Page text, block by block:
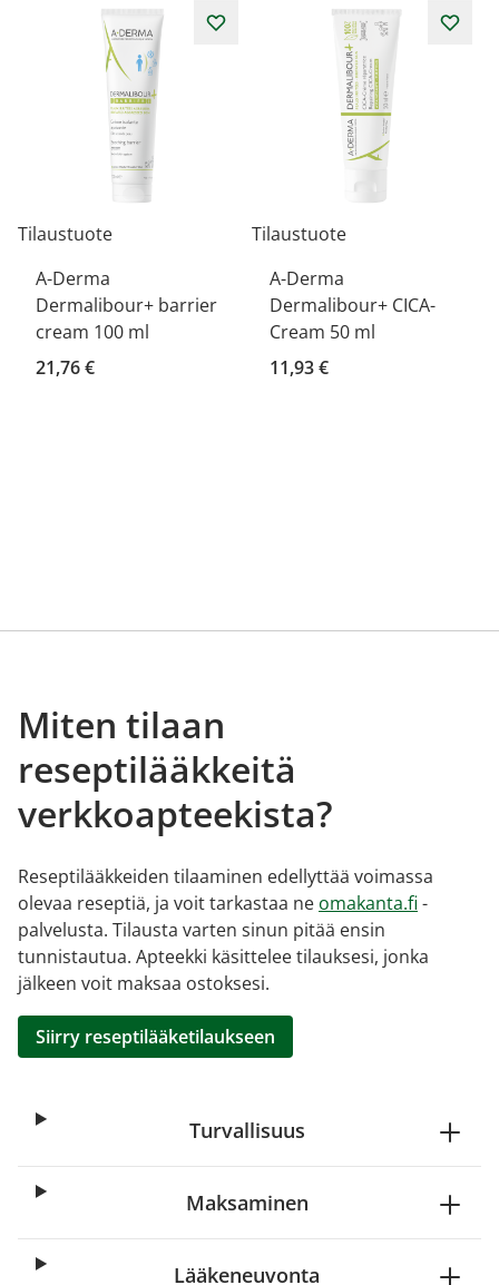
Tilaustuote
A-Derma
Dermalibour+ barrier
cream 100 ml
21,76 €
Tilaustuote
A-Derma
Dermalibour+ CICA-
Cream 50 ml
11,93 €
Miten tilaan
reseptilääkkeitä
verkkoapteekista?
Reseptilääkkeiden tilaaminen edellyttää voimassa
olevaa reseptiä, ja voit tarkastaa ne omakanta.fi -
palvelusta. Tilausta varten sinun pitää ensin
tunnistautua. Apteekki käsittelee tilauksesi, jonka
jälkeen voit maksaa ostoksesi.
Siirry reseptilääketilaukseen
Turvallisuus
Maksaminen
Lääkeneuvonta